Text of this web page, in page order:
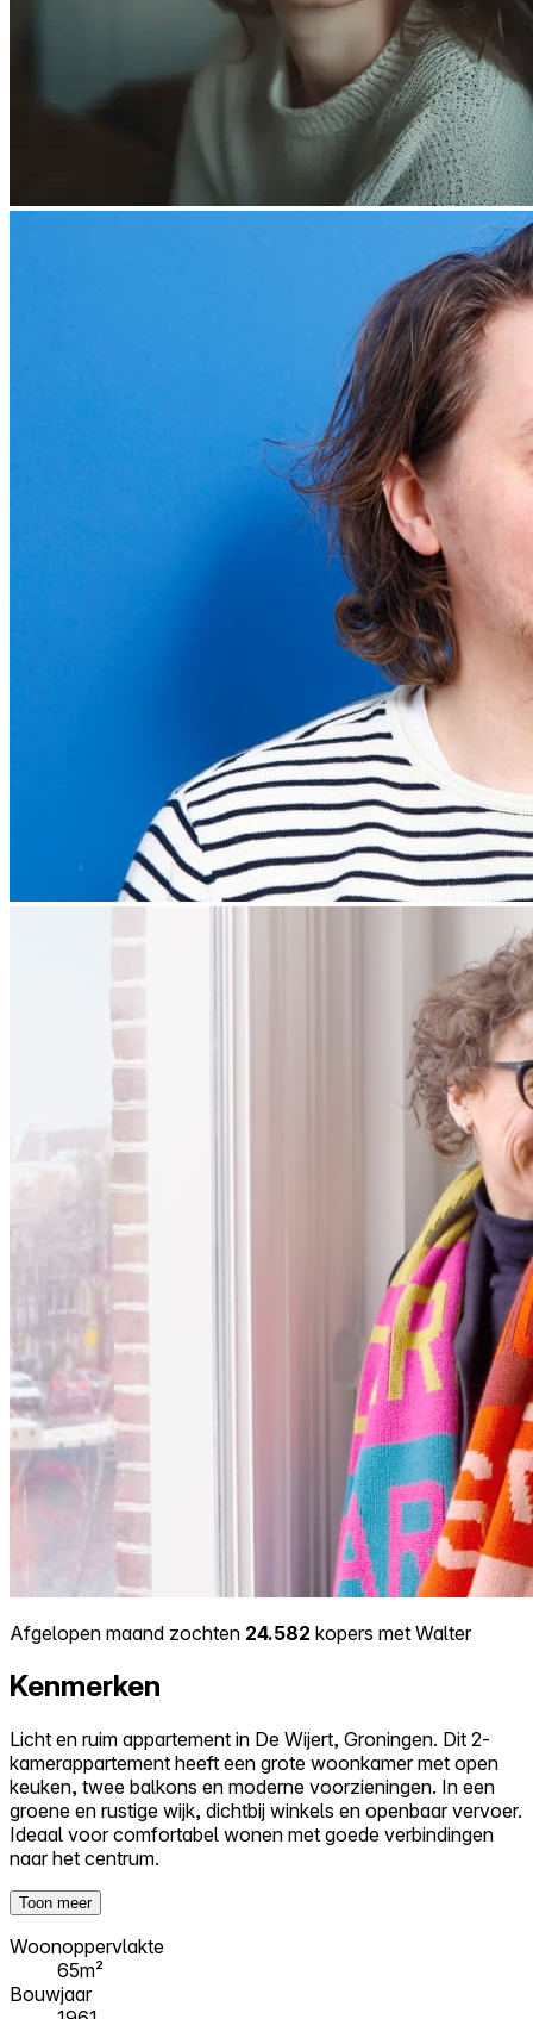
Afgelopen maand zochten 24.582 kopers met Walter
Kenmerken
Licht en ruim appartement in De Wijert, Groningen. Dit 2-
kamerappartement heeft een grote woonkamer met open
keuken, twee balkons en moderne voorzieningen. In een
groene en rustige wijk, dichtbij winkels en openbaar vervoer.
Ideaal voor comfortabel wonen met goede verbindingen
naar het centrum.
Toon meer
Woonoppervlakte
65m²
Bouwjaar